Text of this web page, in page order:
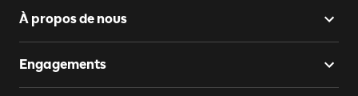
À propos de nous
Engagements